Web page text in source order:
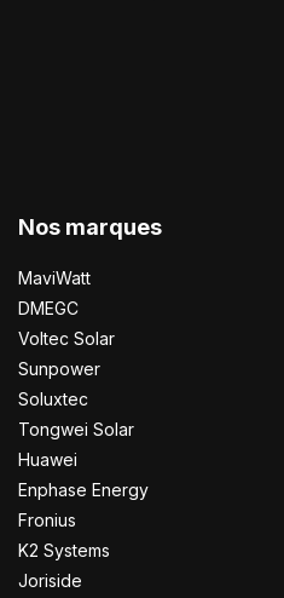
Nos marques
MaviWatt
DMEGC
Voltec Solar
Sunpower
Soluxtec
Tongwei Solar
Huawei
Enphase Energy
Fronius
K2 Systems
Joriside